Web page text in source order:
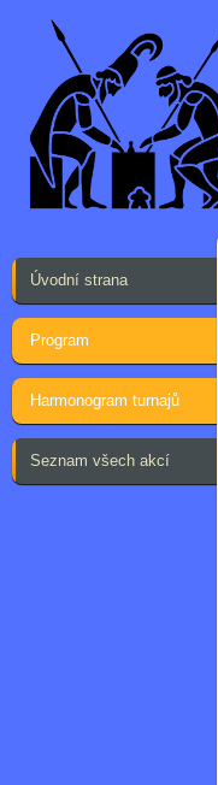
Úvodní strana
Program
Harmonogram turnajů
Seznam všech akcí